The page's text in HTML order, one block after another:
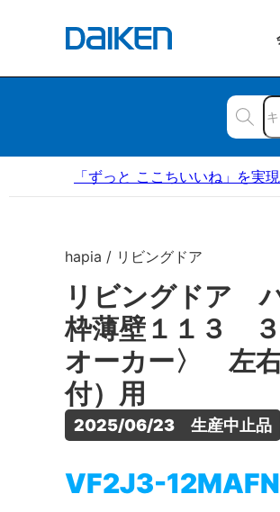
「ずっと ここちいいね」を実
hapia / リビングドア
リビングドア
枠薄壁１１３
オーカー〉 左
付）用
2025/06/23　生産中止品
VF2J3-